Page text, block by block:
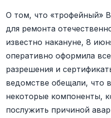
О том, что «трофейный»
для ремонта
известно накануне, 8
оперативно оформила
разрешения и
ведомстве обещали, что
некоторые компоненты,
послужить причиной